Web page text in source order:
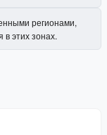
регионами,
в этих зонах.